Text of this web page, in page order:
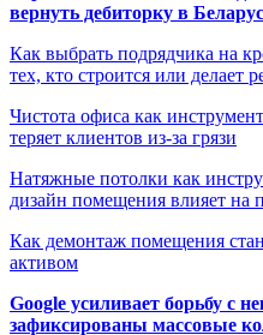
вернуть дебиторку в
Как выбрать подрядчика на
тех, кто строится или делает
Чистота офиса как
теряет клиентов из-за грязи
Натяжные потолки как
дизайн помещения влияет на
Как демонтаж помещения
активом
Google усиливает борьбу с
зафиксированы массовые